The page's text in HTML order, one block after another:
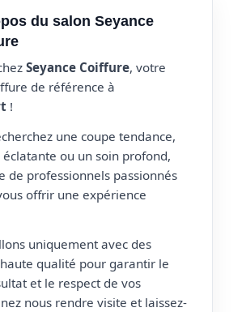
du salon Seyance
Seyance Coiffure, votre
de référence à
!
une coupe tendance,
ou un soin profond,
de professionnels passionnés
offrir une expérience
uniquement avec des
qualité pour garantir le
et le respect de vos
nous rendre visite et laissez-